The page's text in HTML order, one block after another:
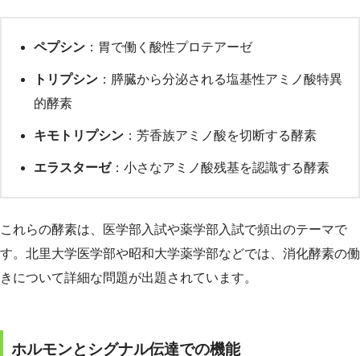
ペプシン ：胃で働く酸性プロテアーゼ
トリプシン ：膵臓から分泌される塩基性アミノ酸特異
的酵素
キモトリプシン ：芳香族アミノ酸を切断する酵素
エラスターゼ：小さなアミノ酸残基を認識する酵素
これらの酵素は、医学部入試や薬学部入試で頻出のテーマで
す。北里大学医学部や昭和大学薬学部などでは、消化酵素の働
きについて詳細な問題が出題されています。
ホルモンとシグナル伝達での機能